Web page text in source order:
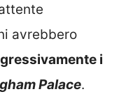
avrebbero
i
Palace.